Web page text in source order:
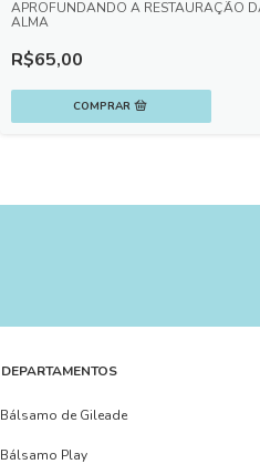
APROFUNDANDO A RESTAURAÇÃO
ALMA
R$65,00
DEPARTAMENTOS
Bálsamo de Gileade
Bálsamo Play